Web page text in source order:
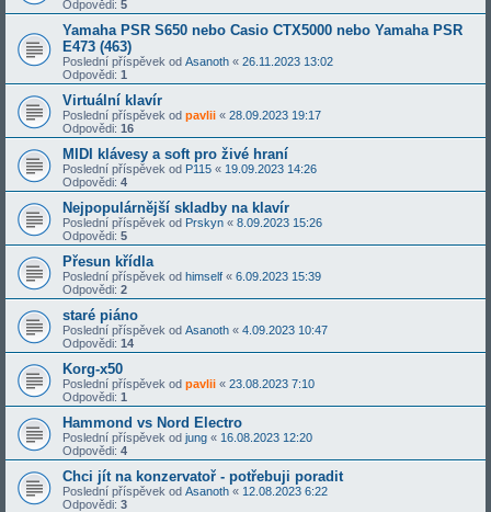
Odpovědi: 5
Yamaha PSR S650 nebo Casio CTX5000 nebo Yamaha PSR
E473 (463)
Poslední příspěvek od Asanoth « 26.11.2023 13:02
Odpovědi: 1
Virtuální klavír
Poslední příspěvek od pavlii « 28.09.2023 19:17
Odpovědi: 16
MIDI klávesy a soft pro živé hraní
Poslední příspěvek od P115 « 19.09.2023 14:26
Odpovědi: 4
Nejpopulárnější skladby na klavír
Poslední příspěvek od Prskyn « 8.09.2023 15:26
Odpovědi: 5
Přesun křídla
Poslední příspěvek od himself « 6.09.2023 15:39
Odpovědi: 2
staré piáno
Poslední příspěvek od Asanoth « 4.09.2023 10:47
Odpovědi: 14
Korg-x50
Poslední příspěvek od pavlii « 23.08.2023 7:10
Odpovědi: 1
Hammond vs Nord Electro
Poslední příspěvek od jung « 16.08.2023 12:20
Odpovědi: 4
Chci jít na konzervatoř - potřebuji poradit
Poslední příspěvek od Asanoth « 12.08.2023 6:22
Odpovědi: 3